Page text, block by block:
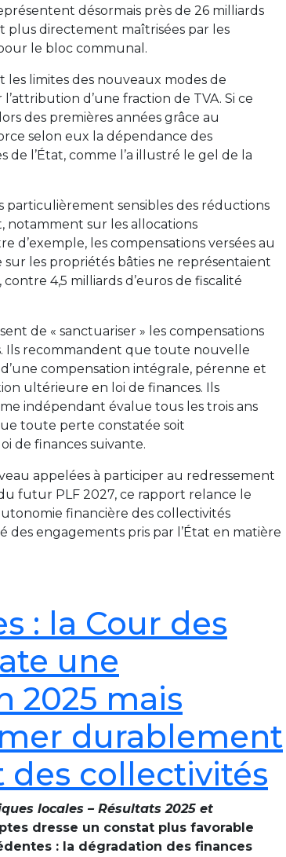
désormais près de 26 milliards
plus directement maîtrisées par les
le bloc communal.
limites des nouveaux modes de
d’une fraction de TVA. Si ce
des premières années grâce au
selon eux la dépendance des
l’État, comme l’a illustré le gel de la
particulièrement sensibles des réductions
notamment sur les allocations
d’exemple, les compensations versées au
les propriétés bâties ne représentaient
4,5 milliards d’euros de fiscalité
de « sanctuariser » les compensations
Ils recommandent que toute nouvelle
compensation intégrale, pérenne et
ultérieure en loi de finances. Ils
indépendant évalue tous les trois ans
toute perte constatée soit
de finances suivante.
appelées à participer au redressement
futur PLF 2027, ce rapport relance le
financière des collectivités
des engagements pris par l’État en matière
: la Cour des
une
2025 mais
durablement
collectivités
locales – Résultats 2025 et
dresse un constat plus favorable
: la dégradation des finances